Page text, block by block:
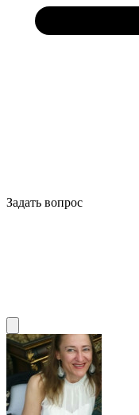
Задать вопрос